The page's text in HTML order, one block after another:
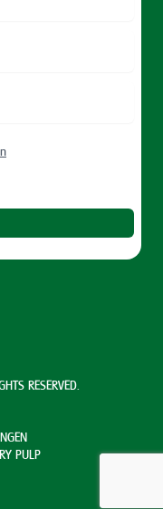
RESERVED.
PULP